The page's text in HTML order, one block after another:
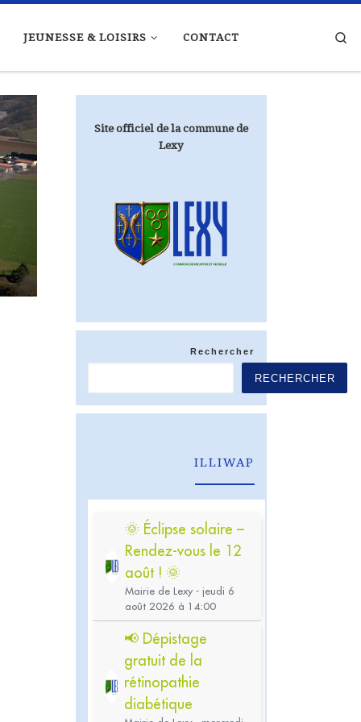
JEUNESSE & LOISIRS CONTACT
Site officiel de la commune de
Lexy
Rechercher
RECHERCHER
ILLIWAP